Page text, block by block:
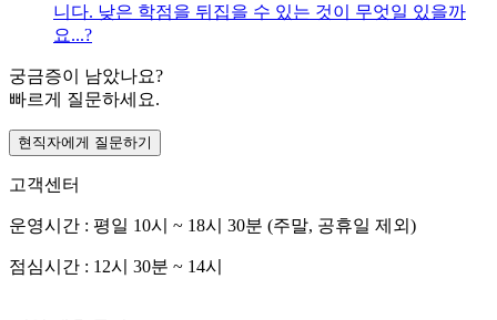
니다. 낮은 학점을 뒤집을 수 있는 것이 무엇일 있을까
요...?
궁금증이 남았나요?
빠르게 질문하세요.
현직자에게 질문하기
고객센터
운영시간 : 평일 10시 ~ 18시 30분 (주말, 공휴일 제외)
점심시간 : 12시 30분 ~ 14시